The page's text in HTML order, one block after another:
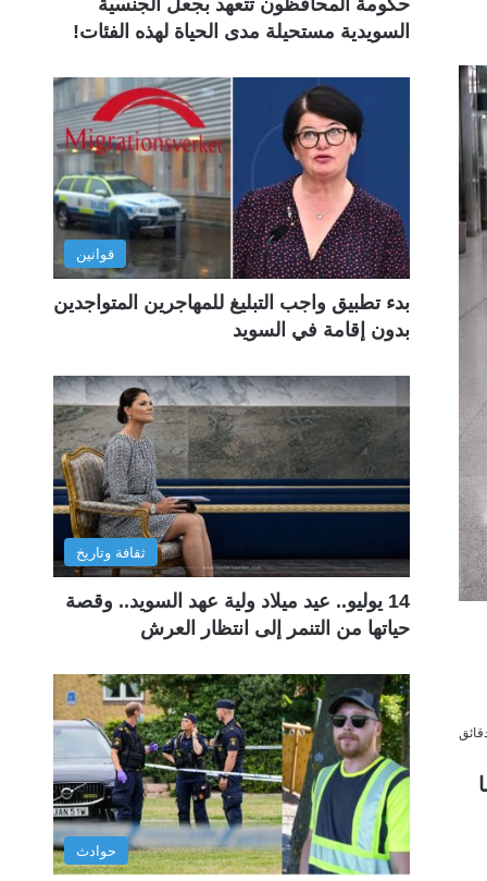
حكومة المحافظون تتعهد بجعل الجنسية
السويدية مستحيلة مدى الحياة لهذه الفئات!
قوانين
بدء تطبيق واجب التبليغ للمهاجرين المتواجدين
بدون إقامة في السويد
ثقافة وتاريخ
14 يوليو.. عيد ميلاد ولية عهد السويد.. وقصة
حياتها من التنمر إلى انتظار العرش
حوادث